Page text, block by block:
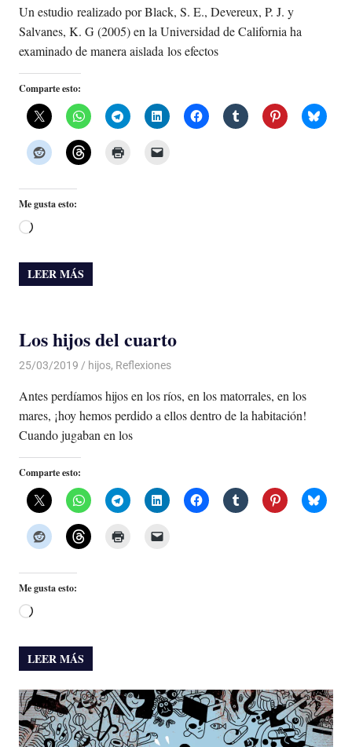
Un estudio realizado por Black, S. E., Devereux, P. J. y
Salvanes, K. G (2005) en la Universidad de California ha
examinado de manera aislada los efectos
Comparte esto:
Me gusta esto:
Cargando...
LEER MÁS
Los hijos del cuarto
25/03/2019 De todo un Poco
hijos, Reflexiones
Antes perdíamos hijos en los ríos, en los matorrales, en los
mares, ¡hoy hemos perdido a ellos dentro de la habitación!
Cuando jugaban en los
Comparte esto:
Me gusta esto:
Cargando...
LEER MÁS